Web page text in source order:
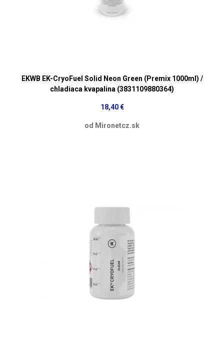
EKWB EK-CryoFuel Solid Neon Green (Premix 1000ml) /
chladiaca kvapalina (3831109880364)
18,40 €
od Mironetcz.sk